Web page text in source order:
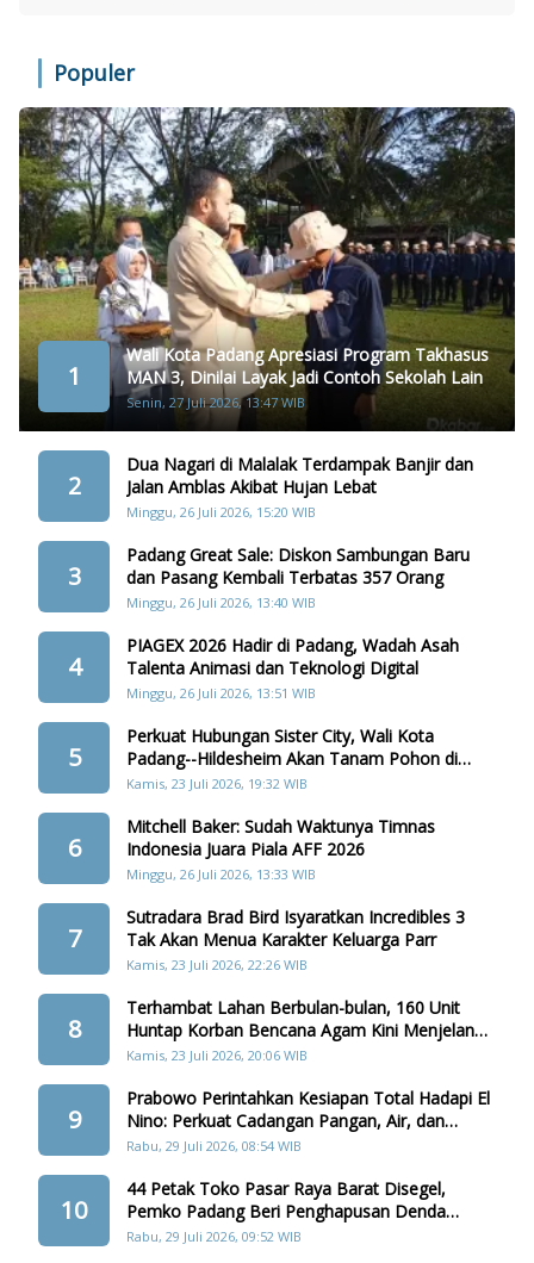
Populer
1
Wali Kota Padang Apresiasi Program Takhasus
MAN 3, Dinilai Layak Jadi Contoh Sekolah Lain
Senin, 27 Juli 2026, 13:47 WIB
2
Dua Nagari di Malalak Terdampak Banjir dan
Jalan Amblas Akibat Hujan Lebat
Minggu, 26 Juli 2026, 15:20 WIB
3
Padang Great Sale: Diskon Sambungan Baru
dan Pasang Kembali Terbatas 357 Orang
Minggu, 26 Juli 2026, 13:40 WIB
4
PIAGEX 2026 Hadir di Padang, Wadah Asah
Talenta Animasi dan Teknologi Digital
Minggu, 26 Juli 2026, 13:51 WIB
5
Perkuat Hubungan Sister City, Wali Kota
Padang--Hildesheim Akan Tanam Pohon di
Batang Arau
Kamis, 23 Juli 2026, 19:32 WIB
6
Mitchell Baker: Sudah Waktunya Timnas
Indonesia Juara Piala AFF 2026
Minggu, 26 Juli 2026, 13:33 WIB
7
Sutradara Brad Bird Isyaratkan Incredibles 3
Tak Akan Menua Karakter Keluarga Parr
Kamis, 23 Juli 2026, 22:26 WIB
8
Terhambat Lahan Berbulan-bulan, 160 Unit
Huntap Korban Bencana Agam Kini Menjelang
Realisasi
Kamis, 23 Juli 2026, 20:06 WIB
9
Prabowo Perintahkan Kesiapan Total Hadapi El
Nino: Perkuat Cadangan Pangan, Air, dan
Teknologi
Rabu, 29 Juli 2026, 08:54 WIB
10
44 Petak Toko Pasar Raya Barat Disegel,
Pemko Padang Beri Penghapusan Denda
Retribusi
Rabu, 29 Juli 2026, 09:52 WIB